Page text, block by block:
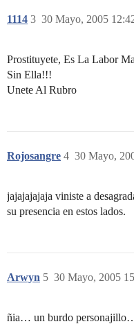
1114 30 Mayo, 2005
3
Prostituyete, Es La Labor
Sin Ella!!!
Unete Al Rubro
Rojosangre 30 Mayo,
4
jajajajajaja viniste a
su presencia en estos lados.
Arwyn 30 Mayo, 2005
5
ñia… un burdo